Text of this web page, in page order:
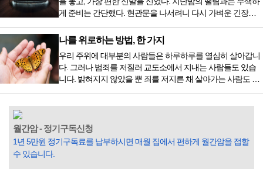
다. 식욕이 없다는 느낌은 본능이 보내는 신호다. 즉 먹어도 소
화할 힘이 없다거나 더 이상 먹으면 혈액 안에 잉여물...
게 준비는 간단했다. 현관문을 나서려니 다시 가벼운 긴장감
막이 열리기 전. 그 특유의 무대 냄새를 맡았을 때의 긴장감 같
은 것이었다. 두 금동 미륵 반가사유상을 만나러 가는 길은 그
렇게 시작됐다. 두 반가사유상을 알게 된 것은 몇 해 전이었다.
잡지의 발행인으로 독자에게 선보일 좋은 콘텐츠를 고민하던
중 우리 문화재를 하나씩 소개하고자...
나를 위로하는 방법, 한 가지
우리 주위에 대부분의 사람들은 하루하루를 열심히 살아갑니
다. 그러나 범죄를 저질러 교도소에서 지내는 사람들도 있습
니다. 밝혀지지 않았을 뿐 죄를 저지른 채 살아가는 사람도 있
입힌다는 것입니다. 미꾸라지 한 마리가 시냇물을 흐린다는
옛말이 그저 허투루 생기지는 않은 듯합니다. 대부분의 사람
들은 열심히 살아갑니다. 그렇다고 97%의 사람들이 모두 착
월간암 - 정기구독신청
1년 5만원 정기구독료를 납부하시면 매월 집에서 편하게 월간암을 접할
수 있습니다.